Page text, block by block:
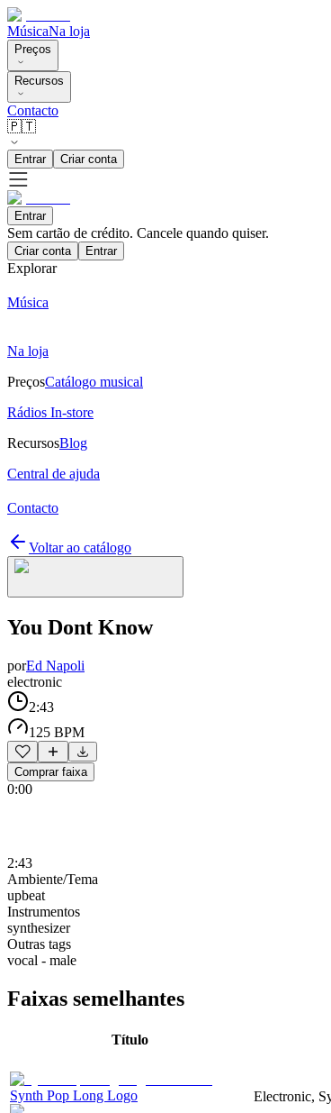
MúsicaNa loja
Preços
Recursos
Contacto
🇵🇹
Entrar Criar conta
Entrar
Sem cartão de crédito. Cancele quando quiser.
Criar conta Entrar
Explorar
Música
Na loja
PreçosCatálogo musical
Rádios In-store
RecursosBlog
Central de ajuda
Contacto
Voltar ao catálogo
You Dont Know
porEd Napoli
electronic
2:43
125 BPM
Comprar faixa
0:00
2:43
Ambiente/Tema
upbeat
Instrumentos
synthesizer
Outras tags
vocal - male
Faixas semelhantes
Título
Synth Pop Long Logo Electronic,